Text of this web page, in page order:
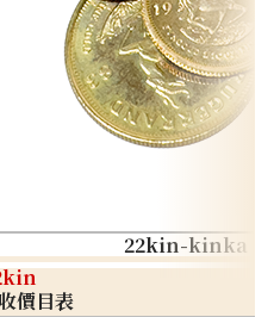
22kin-kinka
價目表